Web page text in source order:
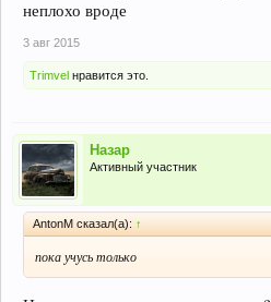
неплохо вроде
3 авг 2015
Trimvel нравится это.
Назар
Активный участник
AntonM сказал(а): ↑
пока учусь только